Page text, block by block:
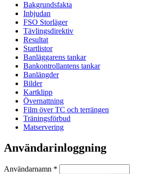
Bakgrundsfakta
Inbjudan
FSO Storläger
Tävlingsdirektiv
Resultat
Startlistor
Banläggarens tankar
Bankontrollantens tankar
Banlängder
Bilder
Kartklipp
Övernattning
Film över TC och terrängen
Träningsförbud
Matservering
Användarinloggning
Användarnamn *